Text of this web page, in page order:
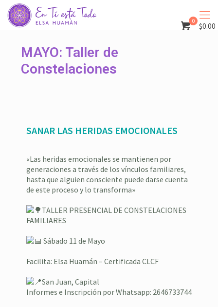
0 $0.00
MAYO: Taller de
Constelaciones
SANAR LAS HERIDAS EMOCIONALES
«Las heridas emocionales se mantienen por
generaciones a través de los vínculos familiares,
hasta que alguien consciente puede darse cuenta
de este proceso y lo transforma»
TALLER PRESENCIAL DE CONSTELACIONES
FAMILIARES
Sábado 11 de Mayo ⁣ ⁣
Facilita: Elsa Huamán – Certificada CLCF
San Juan, Capital
⁣⁣Informes e Inscripción por Whatsapp: 2646733744